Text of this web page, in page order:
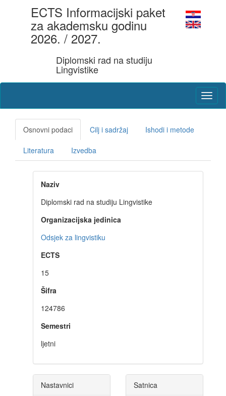
ECTS Informacijski paket
za akademsku godinu
2026. / 2027.
Diplomski rad na studiju
Lingvistike
Osnovni podaci Cilj i sadržaj Ishodi i metode
Literatura Izvedba
Naziv
Diplomski rad na studiju Lingvistike
Organizacijska jedinica
Odsjek za lingvistiku
ECTS
15
Šifra
124786
Semestri
ljetni
Nastavnici Satnica